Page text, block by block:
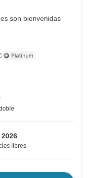
son bienvenidas
libres